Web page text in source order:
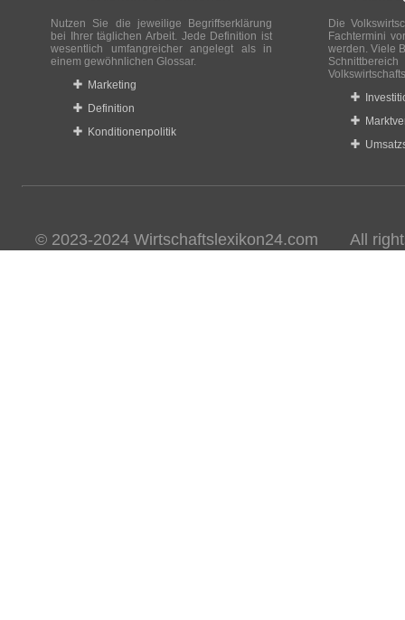
Nutzen Sie die jeweilige Begriffserklärung
bei Ihrer täglichen Arbeit. Jede Definition ist
wesentlich umfangreicher angelegt als in
einem gewöhnlichen Glossar.
Marketing
Definition
Konditionenpolitik
Die
Fachtermini
werden. Viele
© 2023-2024 Wirtschaftslexikon24.com All